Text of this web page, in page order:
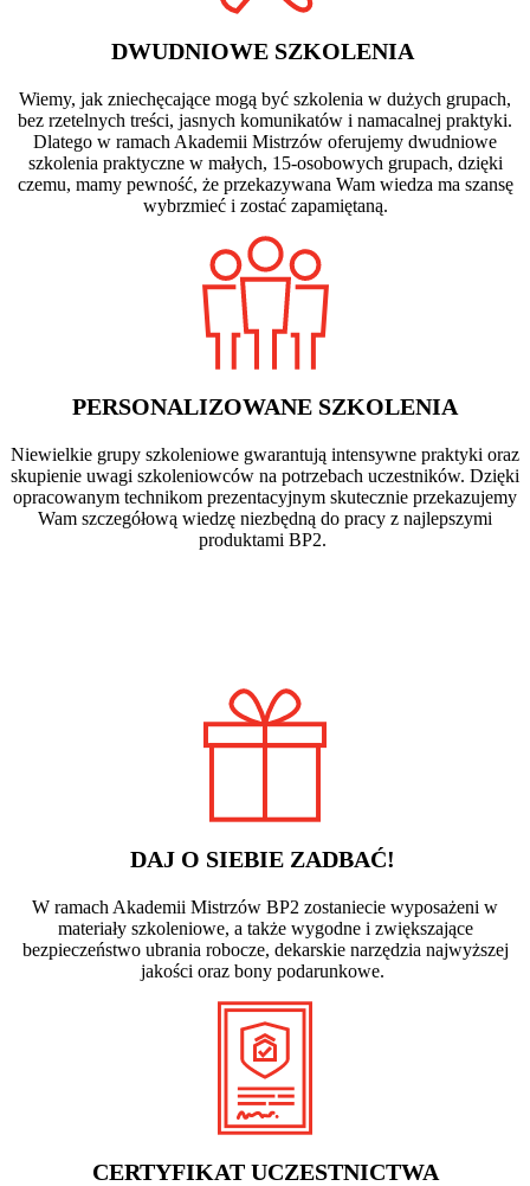
DWUDNIOWE SZKOLENIA
Wiemy, jak zniechęcające mogą być szkolenia w dużych grupach,
bez rzetelnych treści, jasnych komunikatów i namacalnej praktyki.
Dlatego w ramach Akademii Mistrzów oferujemy dwudniowe
szkolenia praktyczne w małych, 15-osobowych grupach, dzięki
czemu, mamy pewność, że przekazywana Wam wiedza ma szansę
wybrzmieć i zostać zapamiętaną.
PERSONALIZOWANE SZKOLENIA
Niewielkie grupy szkoleniowe gwarantują intensywne praktyki oraz
skupienie uwagi szkoleniowców na potrzebach uczestników. Dzięki
opracowanym technikom prezentacyjnym skutecznie przekazujemy
Wam szczegółową wiedzę niezbędną do pracy z najlepszymi
produktami BP2.
DAJ O SIEBIE ZADBAĆ!
W ramach Akademii Mistrzów BP2 zostaniecie wyposażeni w
materiały szkoleniowe, a także wygodne i zwiększające
bezpieczeństwo ubrania robocze, dekarskie narzędzia najwyższej
jakości oraz bony podarunkowe.
CERTYFIKAT UCZESTNICTWA